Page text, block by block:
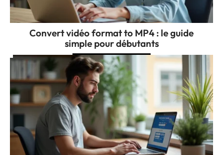
Convert vidéo format to MP4 : le guide
simple pour débutants